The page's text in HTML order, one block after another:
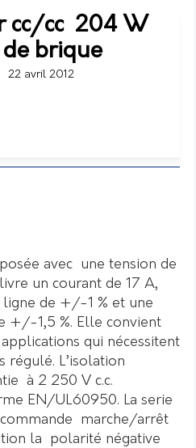
cc/cc 204 W
brique
22 avril 2012
avec une tension de
un courant de 17 A,
ligne de +/-1 % et une
+/-1,5 %. Elle convient
qui nécessitent
régulé. L’isolation
à 2 250 V c.c.
EN/UL60950. La serie
marche/arrêt
la polarité négative